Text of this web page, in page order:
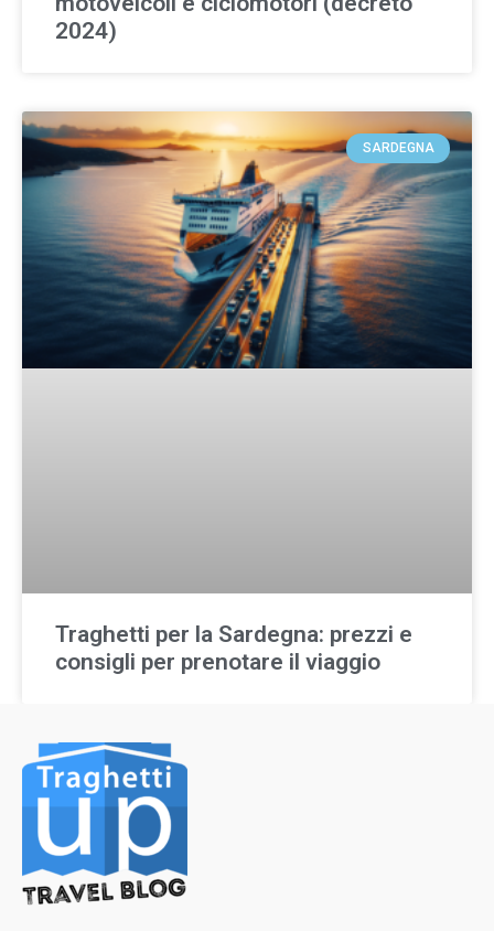
2024)
SARDEGNA
Traghetti per la Sardegna: prezzi e
consigli per prenotare il viaggio